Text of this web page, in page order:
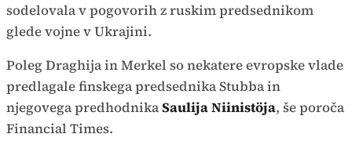
sodelovala v pogovorih z ruskim predsednikom
glede vojne v Ukrajini.
Poleg Draghija in Merkel so nekatere evropske vlade
predlagale finskega predsednika Stubba in
njegovega predhodnikaSaulija Niinistöja, še poroča
Financial Times.